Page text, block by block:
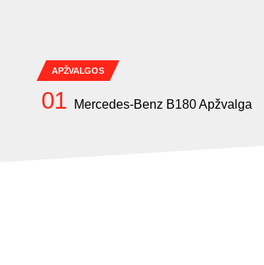
APŽVALGOS
Mercedes-Benz B180 Apžvalga